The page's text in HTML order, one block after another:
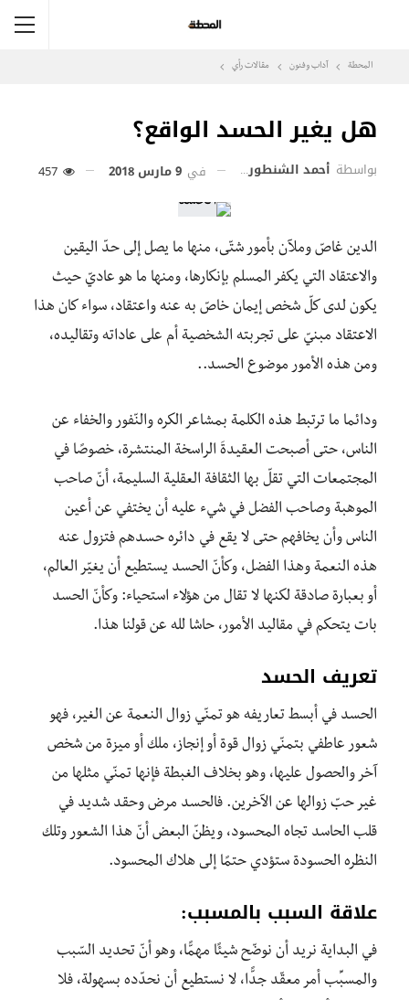
المحطة آداب وفنون مقالات رأي
هل يغير الحسد الواقع؟
بواسطة أحمد الشنطوري في 9 مارس 2018
الدين غاصّ وملآن بأمور شتّى، منها ما يصل إلى حدّ اليقين
والاعتقاد التي يكفر المسلم بإنكارها، ومنها ما هو عاديّ حيث
يكون لدى كلّ شخص إيمان خاصّ به عنه واعتقاد، سواء كان هذا
الاعتقاد مبنيّ على تجربته الشخصية أم على عاداته وتقاليده،
ومن هذه الأمور موضوع الحسد..
ودائما ما ترتبط هذه الكلمة بمشاعر الكره والنّفور والخفاء عن
الناس، حتى أصبحت العقيدةَ الراسخة المنتشرة، خصوصًا في
المجتمعات التي تقلّ بها الثقافة العقلية السليمة، أنّ صاحب
الموهبة وصاحب الفضل في شيء عليه أن يختفي عن أعين
الناس وأن يخافهم حتى لا يقع في دائره حسدهم فتزول عنه
هذه النعمة وهذا الفضل، وكأنّ الحسد يستطيع أن يغيّر العالم،
أو بعبارة صادقة لكنها لا تقال من هؤلاء استحياء: وكأنّ الحسد
بات يتحكم في مقاليد الأمور، حاشا لله عن قولنا هذا.
تعريف الحسد
الحسد في أبسط تعاريفه هو تمنّي زوال النعمة عن الغير، فهو
شعور عاطفي بتمنّي زوال قوة أو إنجاز، ملك أو ميزة من شخص
آخر والحصول عليها، وهو بخلاف الغبطة فإنها تمنّي مثلها من
غير حبّ زوالها عن الآخرين. فالحسد مرض وحقد شديد في
قلب الحاسد تجاه المحسود، ويظنّ البعض أنّ هذا الشعور وتلك
النظره الحسودة ستؤدي حتمًا إلى هلاك المحسود.
علاقة السبب بالمسبب:
في البداية نريد أن نوضّح شيئًا مهمًّا، وهو أنّ تحديد السّبب
والمسبِّب أمر معقّد جدًّا، لا نستطيع أن نحدّده بسهولة، فلا